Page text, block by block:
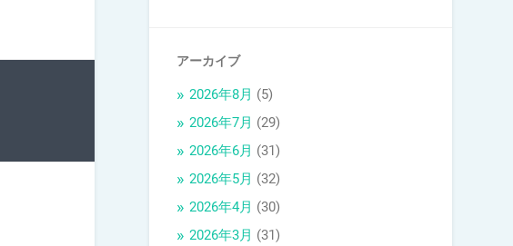
アーカイブ
2026年8月 (5)
2026年7月 (29)
2026年6月 (31)
2026年5月 (32)
2026年4月 (30)
2026年3月 (31)